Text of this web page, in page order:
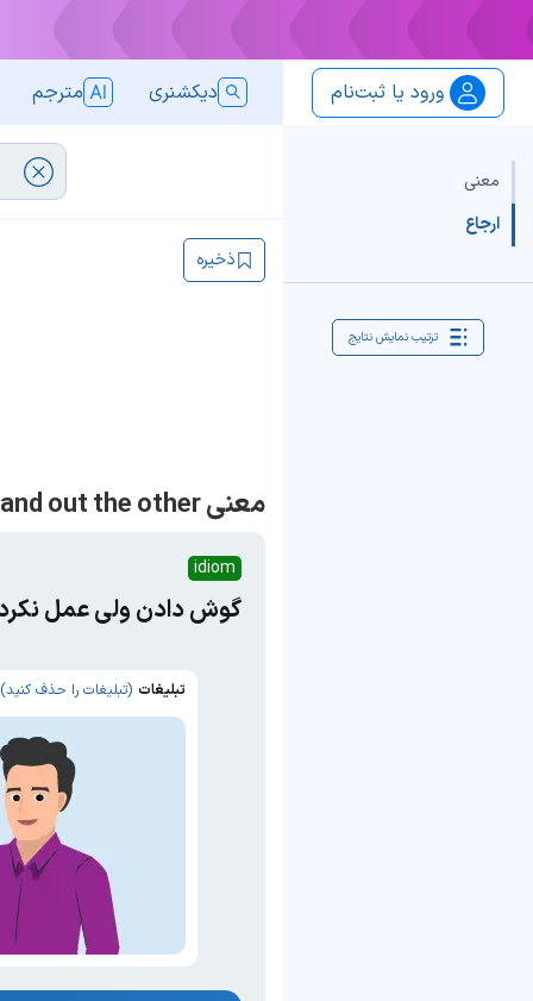
ورود یا ثبت‌نام دیکشنری مترجم
معنی
ارجاع
ترتیب نمایش نتایج
ذخیره
معنی in one ear and out the other
idiom
گوش دادن ولی عمل
تبلیغات (تبلیغات را حذف کنید)